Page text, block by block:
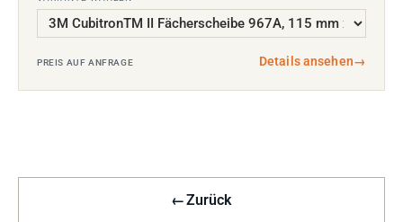
PREIS AUF ANFRAGE Details ansehen→
←Zurück